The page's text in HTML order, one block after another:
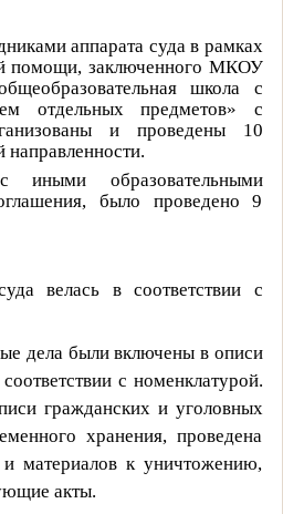
аппарата суда в рамках
помощи, заключенного МКОУ
школа с
отдельных предметов» с
и проведены 10
направленности.
образовательными
было проведено 9
велась в соответствии с
дела были включены в описи
с номенклатурой.
гражданских и уголовных
хранения, проведена
материалов к уничтожению,
акты.